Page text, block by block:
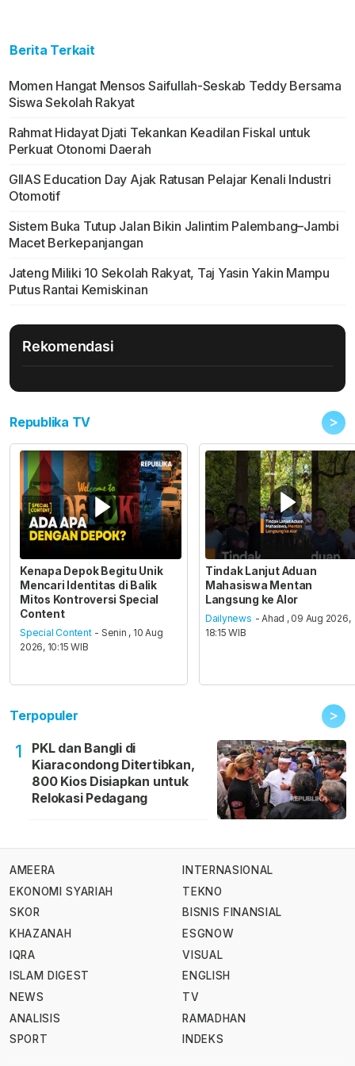
Berita Terkait
Momen Hangat Mensos Saifullah-Seskab Teddy Bersama
Siswa Sekolah Rakyat
Rahmat Hidayat Djati Tekankan Keadilan Fiskal untuk
Perkuat Otonomi Daerah
GIIAS Education Day Ajak Ratusan Pelajar Kenali Industri
Otomotif
Sistem Buka Tutup Jalan Bikin Jalintim Palembang–Jambi
Macet Berkepanjangan
Jateng Miliki 10 Sekolah Rakyat, Taj Yasin Yakin Mampu
Putus Rantai Kemiskinan
Rekomendasi
Republika TV >
Kenapa Depok Begitu Unik
Mencari Identitas di Balik
Mitos Kontroversi Special
Content
Special Content - Senin , 10 Aug
2026, 10:15 WIB
Tindak Lanjut Aduan
Mahasiswa Mentan
Langsung ke Alor
Dailynews - Ahad , 09 Aug 2026,
18:15 WIB
Terpopuler >
1
PKL dan Bangli di
Kiaracondong Ditertibkan,
800 Kios Disiapkan untuk
Relokasi Pedagang
AMEERA
EKONOMI SYARIAH
SKOR
KHAZANAH
IQRA
ISLAM DIGEST
NEWS
ANALISIS
SPORT
INTERNASIONAL
TEKNO
BISNIS FINANSIAL
ESGNOW
VISUAL
ENGLISH
TV
RAMADHAN
INDEKS